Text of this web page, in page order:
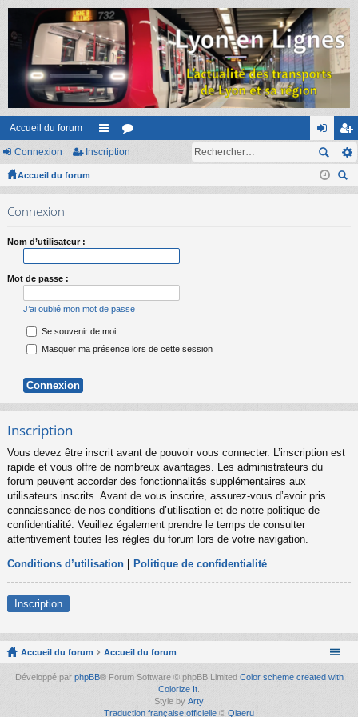
Accueil du forum
ac
s
or on
ne
ns
cri
Connexion Inscription
Accueil du forum
ec
Connexion
Nom d’utilisateur :
Mot de passe :
J’ai oublié mon mot de passe
Se souvenir de moi
Masquer ma présence lors de cette session
Inscription
Vous devez être inscrit avant de pouvoir vous connecter. L’inscription est
rapide et vous offre de nombreux avantages. Les administrateurs du
forum peuvent accorder des fonctionnalités supplémentaires aux
utilisateurs inscrits. Avant de vous inscrire, assurez-vous d’avoir pris
connaissance de nos conditions d’utilisation et de notre politique de
confidentialité. Veuillez également prendre le temps de consulter
attentivement toutes les règles du forum lors de votre navigation.
Conditions d’utilisation Politique de confidentialité
Inscription
Accueil du forum Accueil du forum
Développé par phpBB® Forum Software © phpBB Limited Color scheme created with
Colorize It.
Style by Arty
Traduction française officielle © Qiaeru